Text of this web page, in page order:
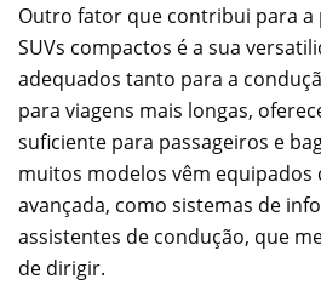
Outro fator que contribui para a
SUVs compactos é a sua
adequados tanto para a
para viagens mais longas,
suficiente para passageiros e
muitos modelos vêm equipados
avançada, como sistemas de
assistentes de condução, que
de dirigir.